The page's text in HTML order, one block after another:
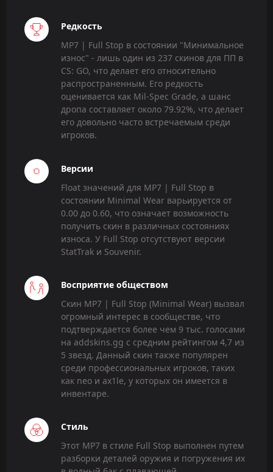
Редкость
MP7 | Full Stop в состоянии "Минимальное
износ" - лишь один из 237 скинов для ПП в
CS: GO, что делает его относительно
распространенным. Его редкость
оценивается как Mil-Spec Grade, а шанс
дропа составляет около 79.92%, что делает
его довольно часто встречаемым среди
игроков.
Версии
Float значений для MP7 | Full Stop в
состоянии Minimal Wear варьируется от
0.00 до 0.60, что означает возможность
получить скин в различных состояниях
износа. У Full Stop отсутствуют версии
StatTrak и Souvenir.
Восприятие обществом
Скин MP7 | Full Stop (Minimal Wear) вызвал
огромный интерес в сообществе, что
подтверждается более чем 9 тыс. голосами
на addskins.gg с средним рейтингом 4,7 из
5 звезд. Данный скин также популярен
среди профессиональных игроков, таких
как neo и ax1le, у которых он имеется в
инвентаре.
Стиль
Этот MP7 в стиле Full Stop выполнен путем
разборки деталей оружия и погружения их